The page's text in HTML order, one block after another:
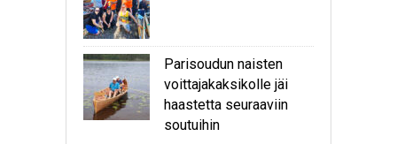
Parisoudun naisten
voittajakaksikolle jäi
haastetta seuraaviin
soutuihin